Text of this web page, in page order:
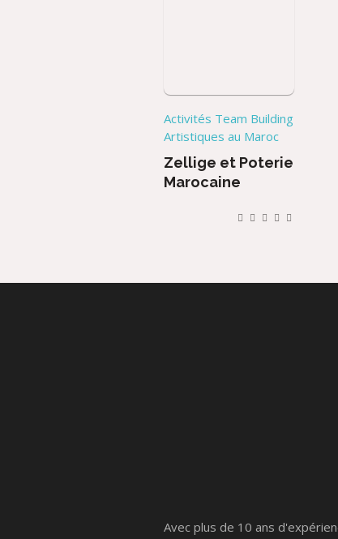
Activités Team Building
Artistiques au Maroc
Zellige et Poterie
Marocaine
Avec plus de 10 ans